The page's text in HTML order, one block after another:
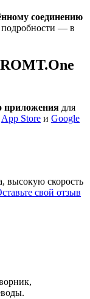
соединению
— в
приложения для
App Store и Google
высокую скорость
свой отзыв